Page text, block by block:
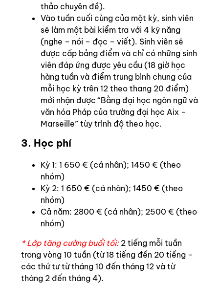
thảo chuyên đề).
Vào tuần cuối cùng của một kỳ, sinh viên
sẽ làm một bài kiểm tra với 4 kỹ năng
(nghe – nói – đọc – viết). Sinh viên sẽ
được cấp bảng điểm và chỉ có những sinh
viên đáp ứng được yêu cầu (18 giờ học
hàng tuần và điểm trung bình chung của
mỗi học kỳ trên 12 theo thang 20 điểm)
mới nhận được “Bằng đại học ngôn ngữ và
văn hóa Pháp của trường đại học Aix –
Marseille” tùy trình độ theo học.
3. Học phí
Kỳ 1: 1 650 € (cá nhân); 1450 € (theo
nhóm)
Kỳ 2: 1 650 € (cá nhân); 1450 € (theo
nhóm)
Cả năm: 2800 € (cá nhân); 2500 € (theo
nhóm)
* Lớp tăng cường buổi tối: 2 tiếng mỗi tuần
trong vòng 10 tuần (từ 18 tiếng đến 20 tiếng –
các thứ tư từ tháng 10 đến tháng 12 và từ
tháng 2 đến tháng 4).